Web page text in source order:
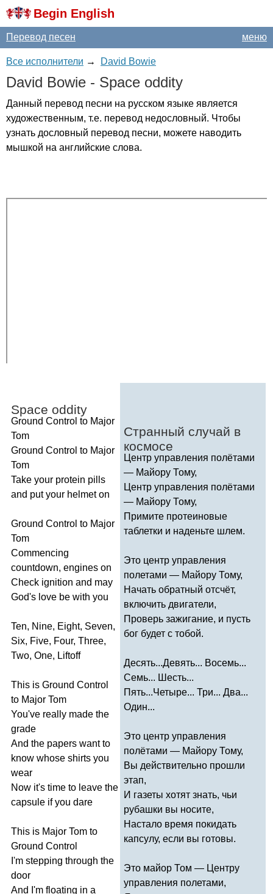
Begin English
меню
Перевод песен
Все исполнители → David Bowie
David Bowie - Space oddity
Данный перевод песни на русском языке является
художественным, т.е. перевод недословный. Чтобы
узнать дословный перевод песни, можете наводить
мышкой на английские слова.
Space oddity
Ground Control to Major
Tom
Ground Control to Major
Tom
Take your protein pills
and put your helmet on
Ground Control to Major
Tom
Commencing
countdown, engines on
Check ignition and may
God's love be with you
Ten, Nine, Eight, Seven,
Six, Five, Four, Three,
Two, One, Liftoff
This is Ground Control
to Major Tom
You've really made the
grade
And the papers want to
know whose shirts you
wear
Now it's time to leave the
capsule if you dare
This is Major Tom to
Ground Control
I'm stepping through the
door
And I'm floating in a
Странный случай в
космосе
Центр управления полётами
— Майору Тому,
Центр управления полётами
— Майору Тому,
Примите протеиновые
таблетки и наденьте шлем.
Это центр управления
полетами — Майору Тому,
Начать обратный отсчёт,
включить двигатели,
Проверь зажигание, и пусть
бог будет с тобой.
Десять...Девять... Восемь...
Семь... Шесть...
Пять...Четыре... Три... Два...
Один...
Это центр управления
полётами — Майору Тому,
Вы действительно прошли
этап,
И газеты хотят знать, чьи
рубашки вы носите,
Настало время покидать
капсулу, если вы готовы.
Это майор Том — Центру
управления полетами,